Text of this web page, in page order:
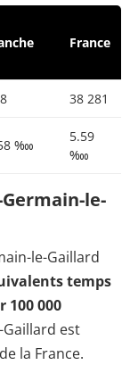
France
38 281
‱
5.59
‱
le-
le-Gaillard
temps
000
Gaillard est
la France.